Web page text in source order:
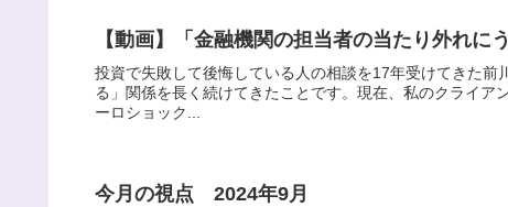
【動画】「金融機関の担当者の当たり外れに
投資で失敗して後悔している人の相談を17年受けてきた
る」関係を長く続けてきたことです。現在、私のクライ
ーロショック...
今月の視点 2024年9月